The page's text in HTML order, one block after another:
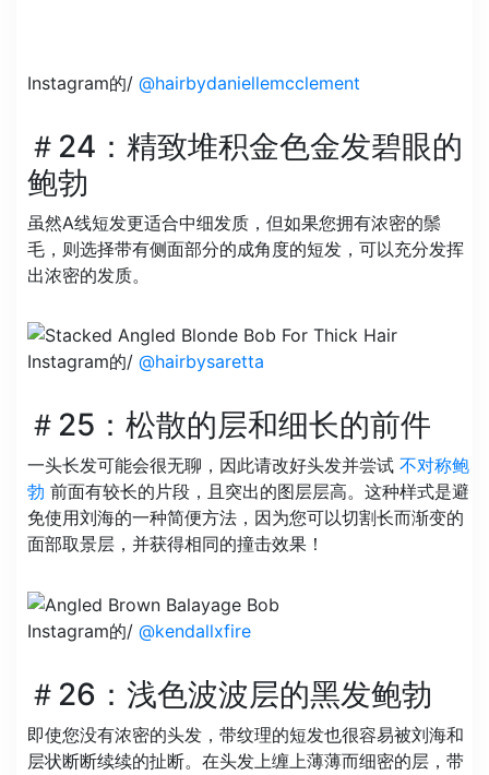
Instagram的/ @hairbydaniellemcclement
＃24：精致堆积金色金发碧眼的
鲍勃
虽然A线短发更适合中细发质，但如果您拥有浓密的鬃
毛，则选择带有侧面部分的成角度的短发，可以充分发挥
出浓密的发质。
Instagram的/ @hairbysaretta
＃25：松散的层和细长的前件
一头长发可能会很无聊，因此请改好头发并尝试 不对称鲍
勃 前面有较长的片段，且突出的图层层高。这种样式是避
免使用刘海的一种简便方法，因为您可以切割长而渐变的
面部取景层，并获得相同的撞击效果！
Instagram的/ @kendallxfire
＃26：浅色波波层的黑发鲍勃
即使您没有浓密的头发，带纹理的短发也很容易被刘海和
层状断断续续的扯断。在头发上缠上薄薄而细密的层，带